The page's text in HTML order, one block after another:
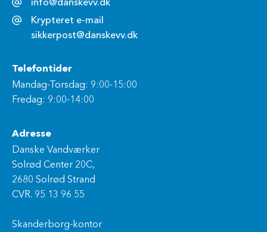
Krypteret e-mail
sikkerpost@danskevv.dk
Telefontider
Mandag-Torsdag: 9:00-15:00
Fredag: 9:00-14:00
Adresse
Danske Vandværker
Solrød Center 20C,
2680 Solrød Strand
CVR. 95 13 96 55
Skanderborg-kontor